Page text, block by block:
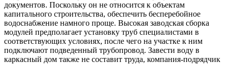
документов. Поскольку он не относится к объектам
капитального строительства, обеспечить бесперебойное
водоснабжение намного проще. Высокая заводская сборка
модулей предполагает установку труб специалистами в
соответствующих условиях, после чего на участке к ним
подключают подведенный трубопровод. Завести воду в
каркасный дом также не составит труда, компания-подрядчик